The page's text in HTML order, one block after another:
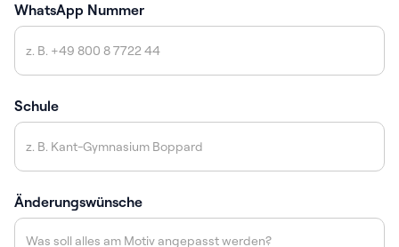
WhatsApp Nummer
Schule
Änderungswünsche